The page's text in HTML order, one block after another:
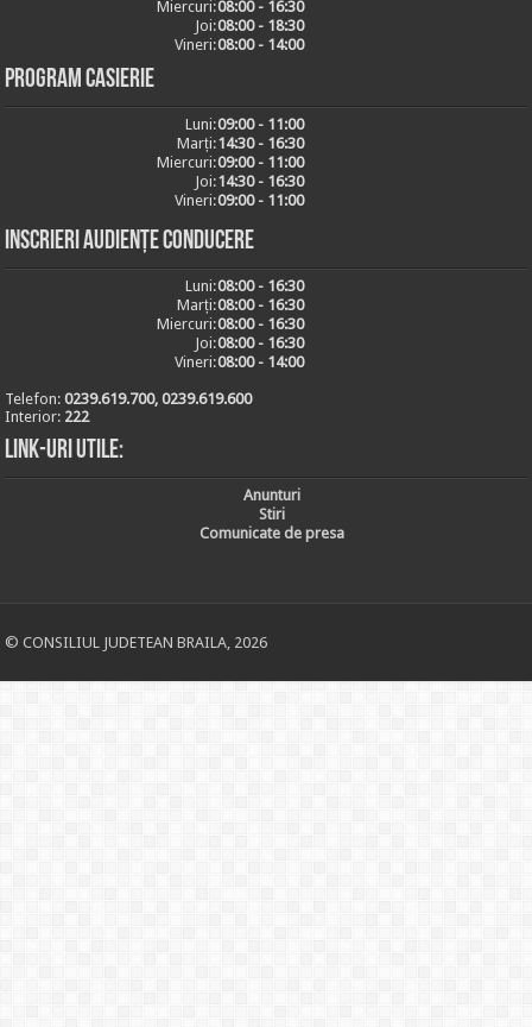
Miercuri:08:00 - 16:30
Joi:08:00 - 18:30
Vineri:08:00 - 14:00
Program casierie
Luni:09:00 - 11:00
Marți:14:30 - 16:30
Miercuri:09:00 - 11:00
Joi:14:30 - 16:30
Vineri:09:00 - 11:00
Inscrieri audiențe conducere
Luni:08:00 - 16:30
Marți:08:00 - 16:30
Miercuri:08:00 - 16:30
Joi:08:00 - 16:30
Vineri:08:00 - 14:00
Telefon:0239.619.700, 0239.619.600
Interior: 222
Link-uri utile:
Anunturi
Stiri
Comunicate de presa
© CONSILIUL JUDETEAN BRAILA, 2026